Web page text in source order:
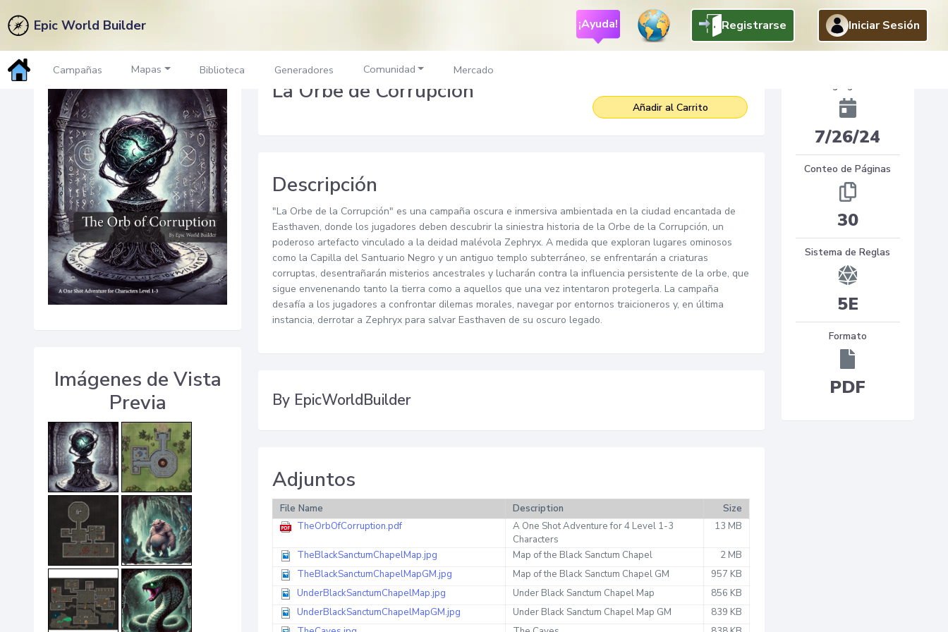
Epic World Builder ¡Ayuda! Registrarse Iniciar Sesión
Campañas Mapas Biblioteca Generadores Comunidad Mercado
Imágenes de Vista
Previa
La Orbe de Corrupción
Añadir al Carrito
Descripción
"La Orbe de la Corrupción" es una campaña oscura e inmersiva ambientada en la ciudad encantada de
Easthaven, donde los jugadores deben descubrir la siniestra historia de la Orbe de la Corrupción, un
poderoso artefacto vinculado a la deidad malévola Zephryx. A medida que exploran lugares ominosos
como la Capilla del Santuario Negro y un antiguo templo subterráneo, se enfrentarán a criaturas
corruptas, desentrañarán misterios ancestrales y lucharán contra la influencia persistente de la orbe, que
sigue envenenando tanto la tierra como a aquellos que una vez intentaron protegerla. La campaña
desafía a los jugadores a confrontar dilemas morales, navegar por entornos traicioneros y, en última
instancia, derrotar a Zephryx para salvar Easthaven de su oscuro legado.
By EpicWorldBuilder
Adjuntos
File Name Description
Size
TheOrbOfCorruption.pdf
A One Shot Adventure for 4 Level 1-3
Characters
13 MB
TheBlackSanctumChapelMap.jpg Map of the Black Sanctum Chapel
2 MB
TheBlackSanctumChapelMapGM.jpg
Map of the Black Sanctum Chapel GM
957 KB
UnderBlackSanctumChapelMap.jpg
Under Black Sanctum Chapel Map
856 KB
UnderBlackSanctumChapelMapGM.jpg
Under Black Sanctum Chapel Map GM
839 KB
7/26/24
Conteo de Páginas
30
Sistema de Reglas
5E
Formato
PDF